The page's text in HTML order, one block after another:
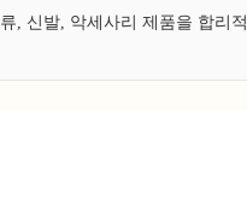
, 신발, 악세사리 제품을 합